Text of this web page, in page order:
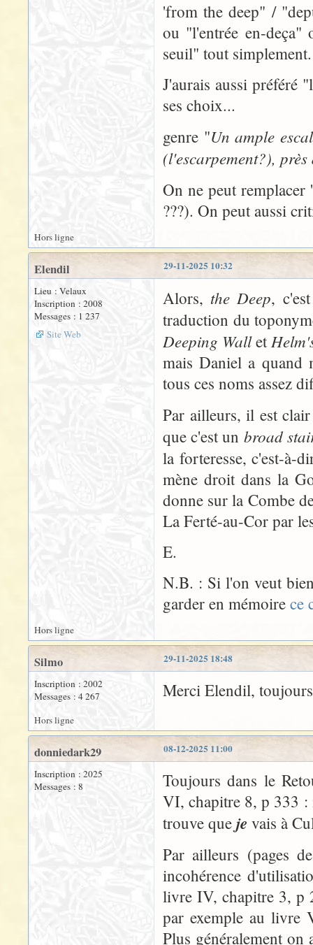
'from the deep" /
ou "l'entrée en-
seuil" tout simplement.
J'aurais aussi préféré
ses choix...
genre "Un ample
(l'escarpement?), près
On ne peut
???). On peut aussi
Hors ligne
29-11-2025 10:32
Elendil
Lieu : Velaux
Inscription : 2008
Messages : 1 237
Site Web
Alors, the Deep,
traduction du
Deeping Wallet
mais Daniel a quand
tous ces noms assez
Par ailleurs, il est
que c'est un broad
la forteresse, c'est-à-
mène droit dans la
donne sur la Combe
La Ferté-au-Cor par
E.
N.B. : Si l'on veut
garder en mémoire ce
Hors ligne
29-11-2025 18:48
Silmo
Inscription : 2002
Messages : 4 267
Merci Elendil,
Hors ligne
08-12-2025 11:00
donniedark29
Inscription : 2025
Messages : 8
Toujours dans le
VI, chapitre 8, p 333 :
trouve que je vais à
Par ailleurs (pages
incohérence
livre IV, chapitre 3, p
par exemple au livre
Plus généralement